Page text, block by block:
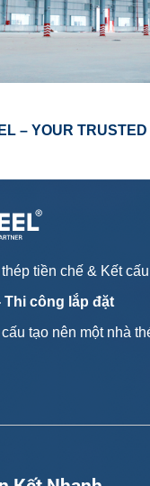
– YOUR
tiền chế & Kết
Thi công lắp đặt
tạo nên một nhà